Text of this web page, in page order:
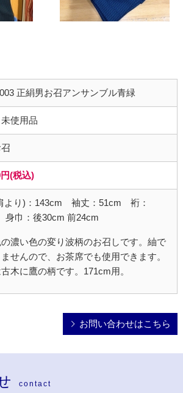
正絹男お召アンサンブル青緑
使用品
(税込)
より)：143cm 袖丈：51cm 裄：
巾：後30cm 前24cm
濃い色の変り波柄のお召しです。紬で
せんので、お茶席でも使用できます。
木に鷹の柄です。171cm用。
お問い合わせはこちら
contact